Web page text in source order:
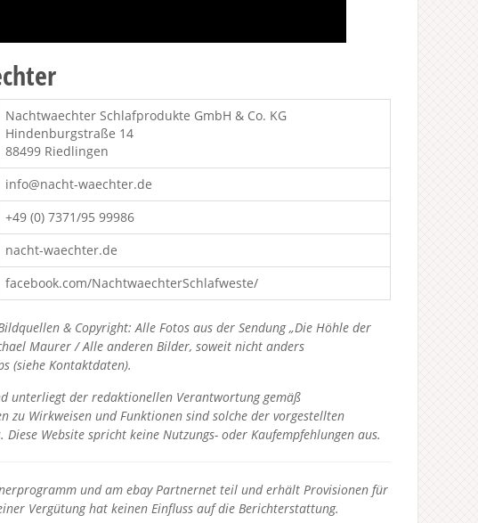
Nachtwaechter Schlafprodukte GmbH & Co. KG
Hindenburgstraße 14
88499 Riedlingen
info@nacht-waechter.de
+49 (0) 7371/95 99986
nacht-waechter.de
facebook.com/NachtwaechterSchlafweste/
& Copyright: Alle Fotos aus der Sendung „Die Höhle der
Maurer / Alle anderen Bilder, soweit nicht anders
(siehe Kontaktdaten).
unterliegt der redaktionellen Verantwortung gemäß
zu Wirkweisen und Funktionen sind solche der vorgestellten
Diese Website spricht keine Nutzungs- oder Kaufempfehlungen aus.
und am ebay Partnernet teil und erhält Provisionen für
Vergütung hat keinen Einfluss auf die Berichterstattung.